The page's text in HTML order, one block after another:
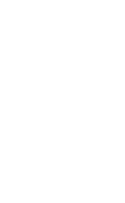
und Soziologie
hat auch neue
und
sondern auch
Viele Online-
können zusätzlich
Wurzeln im Herkunftsland